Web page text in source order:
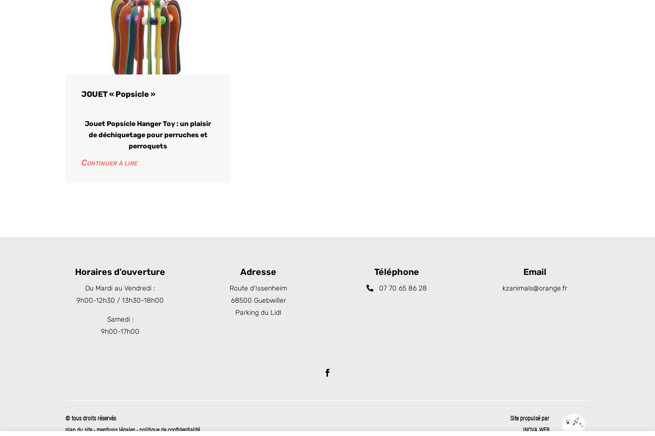
JOUET « Popsicle »
Jouet Popsicle Hanger Toy : un plaisir
de déchiquetage pour perruches et
perroquets
Continuer à lire
Horaires d’ouverture
Du Mardi au Vendredi :
9h00-12h30 / 13h30-18h00
Samedi :
9h00-17h00
Adresse
Route d’Issenheim
68500 Guebwiller
Parking du Lidl
Téléphone
07 70 65 86 28
Email
kzanimals@orange.fr
© tous droits réservés
plan du site-mentions légales-politique de confidentialité
Site propulsé par
INOVA WEB